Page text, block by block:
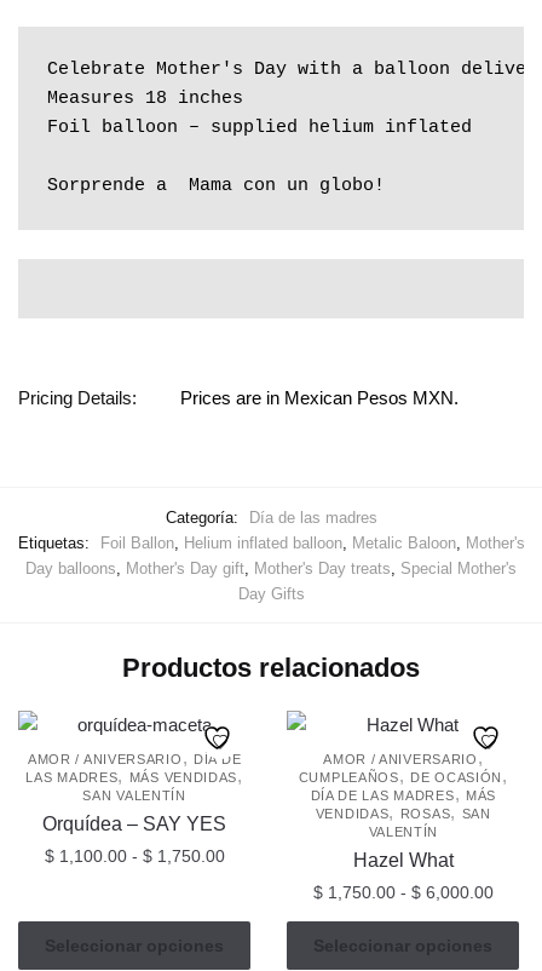
Celebrate Mother's Day with a balloon
Measures 18 inches
Foil balloon – supplied helium inflated
Sorprende a  Mama con un globo!
Pricing Details: Prices are in Mexican Pesos MXN.
Categoría:
Día de las madres
Etiquetas:
Foil Ballon, Helium inflated balloon, Metalic Baloon, Mother's
Day balloons
Mother's Day gift Mother's Day treats
Special Mother's
Day Gifts
Productos relacionados
AMOR / ANIVERSARIO , DÍA DE
LAS MADRES, MÁS VENDIDAS,
SAN VALENTÍN
Orquídea – SAY YES
$1,100.00 - $1,750.00Rango
Seleccionar opciones
tiene
AMOR / ANIVERSARIO ,
CUMPLEAÑOS, DE OCASIÓN ,
DÍA DE LAS MADRES, MÁS
VENDIDAS, ROSAS, SAN
VALENTÍN
Hazel What
$1,750.00 - $6,000.00Rango
de
Seleccionar opciones